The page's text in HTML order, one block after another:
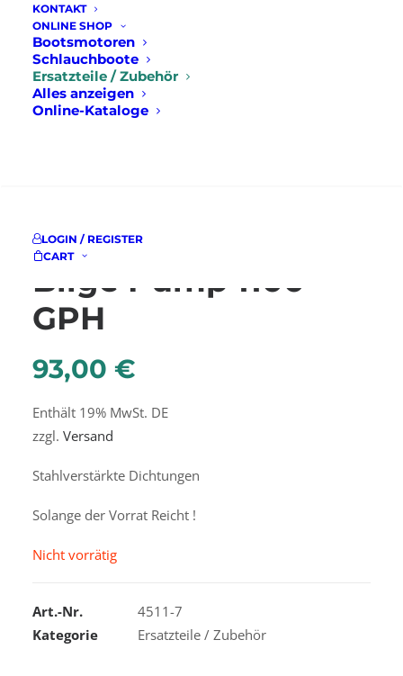
KONTAKT
ONLINE SHOP
Bootsmotoren
Schlauchboote
Ersatzteile / Zubehör
Alles anzeigen
Online-Kataloge
LOGIN / REGISTER
CART
attwood Automatic
Bilge Pump 1100
GPH
93,00 €
Enthält 19% MwSt. DE
zzgl. Versand
Stahlverstärkte Dichtungen
Solange der Vorrat Reicht !
Nicht vorrätig
Art.-Nr.
4511-7
Kategorie
Ersatzteile / Zubehör